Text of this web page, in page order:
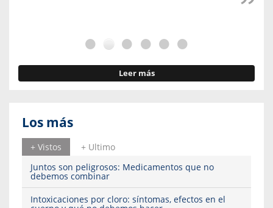
Leer más
Los más
+ Vistos
+ Ultimo
Juntos son peligrosos: Medicamentos que no
debemos combinar
Intoxicaciones por cloro: síntomas, efectos en el